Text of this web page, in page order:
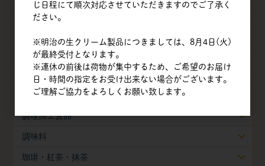
フルーツ
豆・豆乳製品
製菓・製パン素材
冷凍生地・半製品
調理加工食品
調味料
珈琲・紅茶・抹茶
じ日程にて順次対応させていただきますのでご了承く
ださい。
※明治の生クリーム製品につきましては、8月4日(火)
が最終受付となります。
※連休の前後は荷物が集中するため、ご希望のお届け
日・時間の指定をお受け出来ない場合がございます。
ご理解ご協力をよろしくお願い致します。